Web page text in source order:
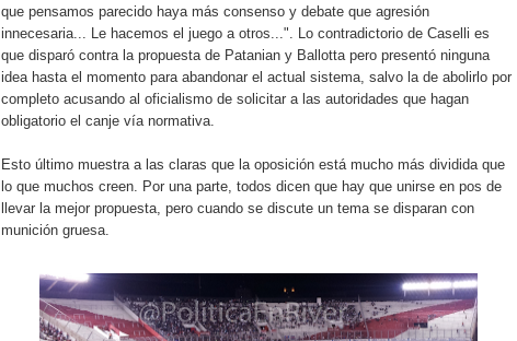
que pensamos parecido haya más consenso y debate que agresión
innecesaria... Le hacemos el juego a otros...". Lo contradictorio de Caselli es
que disparó contra la propuesta de Patanian y Ballotta pero presentó ninguna
idea hasta el momento para abandonar el actual sistema, salvo la de abolirlo por
completo acusando al oficialismo de solicitar a las autoridades que hagan
obligatorio el canje vía normativa.
Esto último muestra a las claras que la oposición está mucho más dividida que
lo que muchos creen. Por una parte, todos dicen que hay que unirse en pos de
llevar la mejor propuesta, pero cuando se discute un tema se disparan con
munición gruesa.